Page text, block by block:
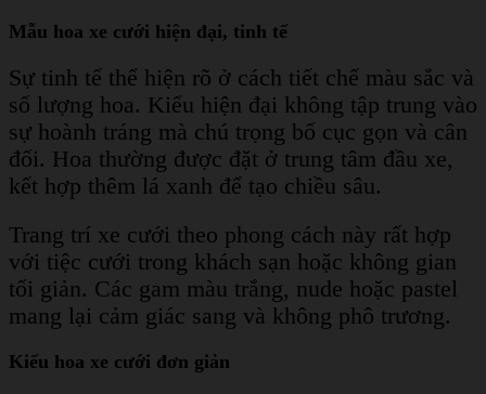
Mẫu hoa xe cưới hiện đại, tinh tế
Sự tinh tế thể hiện rõ ở cách tiết chế màu sắc và
số lượng hoa. Kiểu hiện đại không tập trung vào
sự hoành tráng mà chú trọng bố cục gọn và cân
đối. Hoa thường được đặt ở trung tâm đầu xe,
kết hợp thêm lá xanh để tạo chiều sâu.
Trang trí xe cưới theo phong cách này rất hợp
với tiệc cưới trong khách sạn hoặc không gian
tối giản. Các gam màu trắng, nude hoặc pastel
mang lại cảm giác sang và không phô trương.
Kiểu hoa xe cưới đơn giản